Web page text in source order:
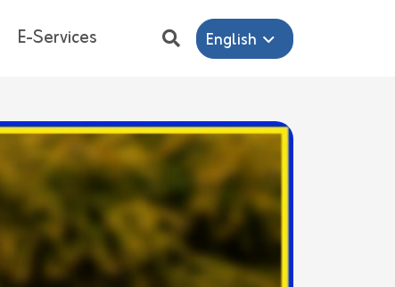
E-Services English